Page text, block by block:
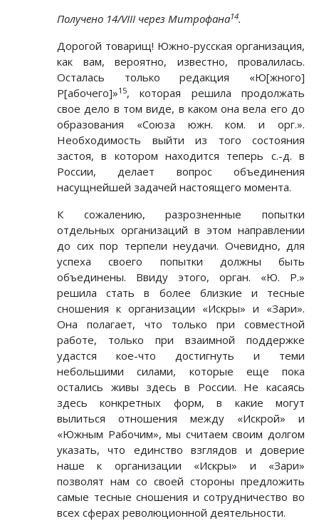
Получено 14/VIII через Митрофана14.
Дорогой товарищ! Южно-русская организация,
как вам, вероятно, известно, провалилась.
Осталась только редакция «Ю[жного]
Р[абочего]»15, которая решила продолжать
свое дело в том виде, в каком она вела его до
образования «Союза южн. ком. и орг.».
Необходимость выйти из того состояния
застоя, в котором находится теперь с.-д. в
России, делает вопрос объединения
насущнейшей задачей настоящего момента.
К сожалению, разрозненные попытки
отдельных организаций в этом направлении
до сих пор терпели неудачи. Очевидно, для
успеха своего попытки должны быть
объединены. Ввиду этого, орган. «Ю. Р.»
решила стать в более близкие и тесные
сношения к организации «Искры» и «Зари».
Она полагает, что только при совместной
работе, только при взаимной поддержке
удастся кое-что достигнуть и теми
небольшими силами, которые еще пока
остались живы здесь в России. Не касаясь
здесь конкретных форм, в какие могут
вылиться отношения между «Искрой» и
«Южным Рабочим», мы считаем своим долгом
указать, что единство взглядов и доверие
наше к организации «Искры» и «Зари»
позволят нам со своей стороны предложить
самые тесные сношения и сотрудничество во
всех сферах революционной деятельности.